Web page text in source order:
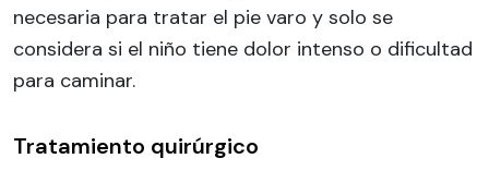
necesaria para tratar el pie varo y solo se
considera si el niño tiene dolor intenso o dificultad
para caminar.
Tratamiento quirúrgico